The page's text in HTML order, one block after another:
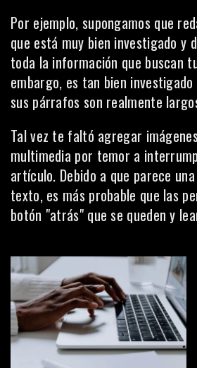
Por ejemplo, supongamos que
que está muy bien investigado y
toda la información que buscan
embargo, es tan bien
sus párrafos son realmente
Tal vez te faltó agregar
multimedia por temor a
artículo. Debido a que parece
texto, es más probable que las
botón "atrás" que se queden y